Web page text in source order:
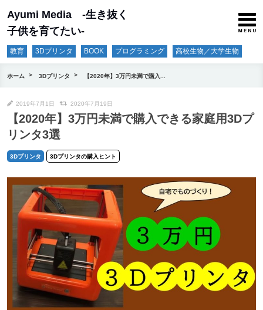
Ayumi Media -生き抜く
子供を育てたい-
教育 3Dプリンタ BOOK プログラミング 高校生物／大学生物
ホーム 3Dプリンタ 【2020年】3万円未満で購入...
2019年7月1日 2020年7月19日
【2020年】3万円未満で購入できる家庭用3Dプ
リンタ3選
3Dプリンタ 3Dプリンタの購入ヒント